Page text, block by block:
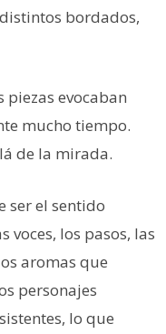
bordados,
evocaban
mucho tiempo.
de la mirada.
ser el sentido
los pasos, las
aromas que
personajes
lo que